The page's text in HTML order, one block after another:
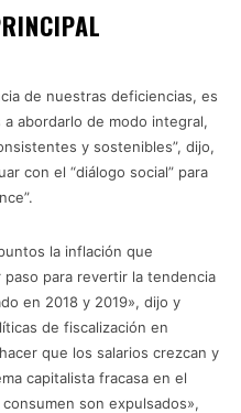
de nuestras deficiencias, es
abordarlo de modo integral,
y sostenibles”, dijo,
con el “diálogo social” para
la inflación que
para revertir la tendencia
en 2018 y 2019», dijo y
de fiscalización en
que los salarios crezcan y
capitalista fracasa en el
son expulsados»,